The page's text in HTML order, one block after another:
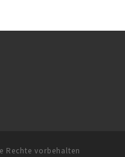
Rechte vorbehalten